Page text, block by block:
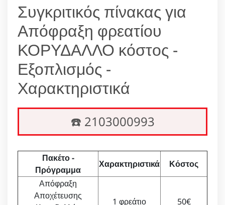
Συγκριτικός πίνακας για
Απόφραξη φρεατίου
ΚΟΡΥΔΑΛΛΟ κόστος -
Εξοπλισμός -
Χαρακτηριστικά
☎️ 2103000993
Πακέτο -
Πρόγραμμα
Χαρακτηριστικά
Κόστος
Απόφραξη
Αποχέτευσης
1 φρεάτιο 50€